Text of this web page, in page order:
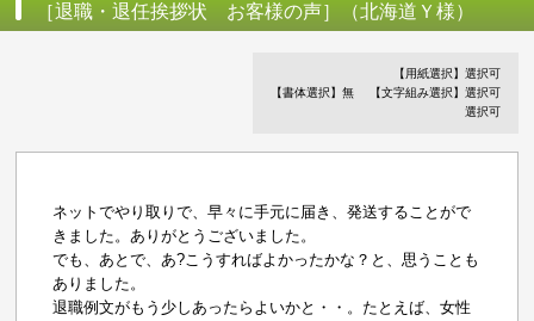
［退職・退任挨拶状 お客様の声］（北海道Ｙ様）
【用紙選択】選択可
【書体選択】無
【文字組み選択】選択可
選択可
ネットでやり取りで、早々に手元に届き、発送することがで
きました。ありがとうございました。
でも、あとで、あ?こうすればよかったかな？と、思うことも
ありました。
退職例文がもう少しあったらよいかと・・。たとえば、女性